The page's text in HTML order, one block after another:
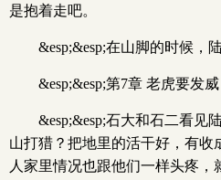
是抱着走吧。
&esp;&esp;在山脚的时候，
&esp;&esp;第7章 老虎要发威
&esp;&esp;石大和石二看见
山打猎？把地里的活干好，有收
人家里情况也跟他们一样头疼，